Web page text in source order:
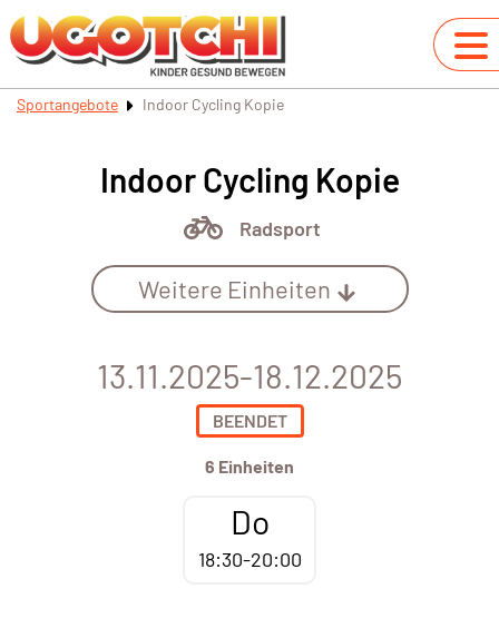
Sportangebote Indoor Cycling Kopie
Indoor Cycling Kopie
Radsport
Weitere Einheiten
13.11.2025-18.12.2025
BEENDET
6 Einheiten
Do
18:30-20:00